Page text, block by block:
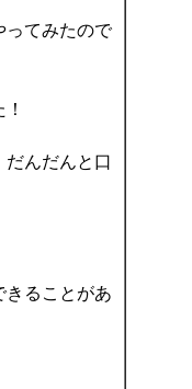
ってみたので
んだんと口
きることがあ